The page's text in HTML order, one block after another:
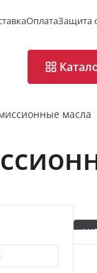
ОплатаЗащита
масла